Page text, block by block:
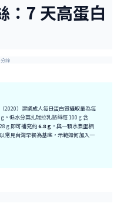
：7 天高蛋白
鐘
2020）建議成人每日蛋白質攝取量為每
。低水分莫扎瑞拉乳酪絲每 100 g 含
g 即可補充約6.8 g ，與一顆水煮蛋相
常見台灣早餐為基底，示範如何加入一